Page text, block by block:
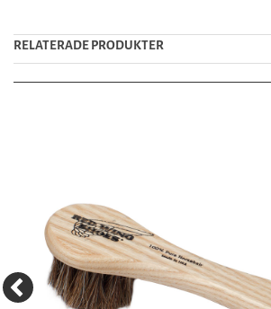
RELATERADE PRODUKTER